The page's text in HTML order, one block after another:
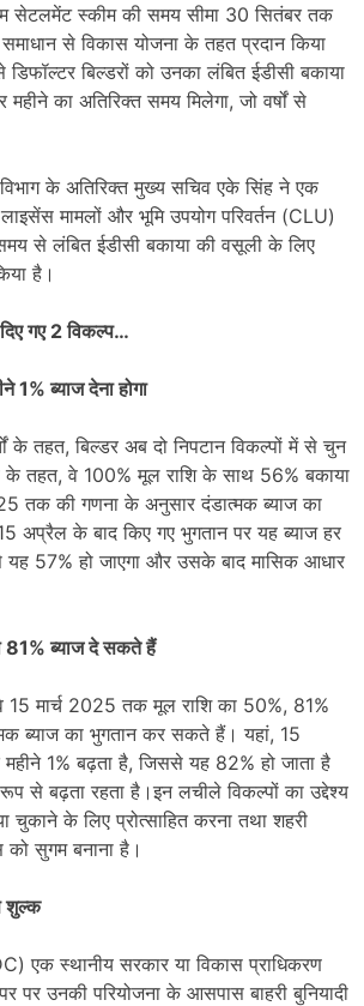
सेटलमेंट स्कीम की समय सीमा 30 सितंबर तक
समाधान से विकास योजना के तहत प्रदान किया
बिल्डरों को उनका लंबित ईडीसी बकाया
का अतिरिक्त समय मिलेगा, जो वर्षों से
के अतिरिक्त मुख्य सचिव एके सिंह ने एक
मामलों और भूमि उपयोग परिवर्तन (CLU)
से लंबित ईडीसी बकाया की वसूली के लिए
है।
गए 2 विकल्प…
1% ब्याज देना होगा
के तहत, बिल्डर अब दो निपटान विकल्पों में से चुन
तहत, वे 100% मूल राशि के साथ 56% बकाया
तक की गणना के अनुसार दंडात्मक ब्याज का
अप्रैल के बाद किए गए भुगतान पर यह ब्याज हर
यह 57% हो जाएगा और उसके बाद मासिक आधार
81% ब्याज दे सकते हैं
मार्च 2025 तक मूल राशि का 50%, 81%
ब्याज का भुगतान कर सकते हैं। यहां, 15
1% बढ़ता है, जिससे यह 82% हो जाता है
से बढ़ता रहता है।इन लचीले विकल्पों का उद्देश्य
चुकाने के लिए प्रोत्साहित करना तथा शहरी
को सुगम बनाना है।
शुल्क
एक स्थानीय सरकार या विकास प्राधिकरण
पर उनकी परियोजना के आसपास बाहरी बुनियादी